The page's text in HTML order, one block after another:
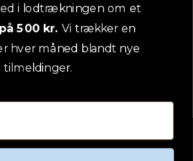
A/S
i lodtrækningen om et
500 kr. Vi trækker en
hver måned blandt nye
tilmeldinger.